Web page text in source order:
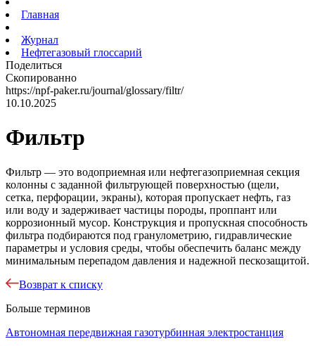
Главная
Журнал
Нефтегазовый глоссарий
Поделиться
Скопированно
https://npf-paker.ru/journal/glossary/filtr/
10.10.2025
Фильтр
Фильтр — это водоприемная или нефтегазоприемная секция
колонны с заданной фильтрующей поверхностью (щели,
сетка, перфорации, экраны), которая пропускает нефть, газ
или воду и задерживает частицы породы, проппант или
коррозионный мусор. Конструкция и пропускная способность
фильтра подбираются под гранулометрию, гидравлические
параметры и условия среды, чтобы обеспечить баланс между
минимальным перепадом давления и надежной пескозащитой.
Возврат к списку
Больше терминов
Автономная передвижная газотурбинная электростанция